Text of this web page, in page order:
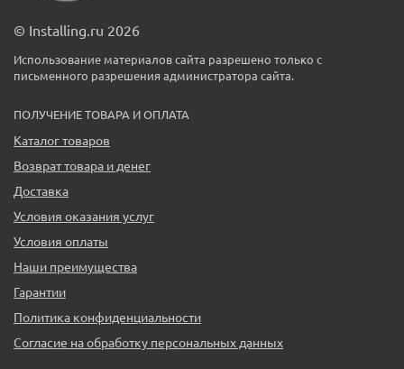
© Installing.ru 2026
Использование материалов сайта разрешено только с
письменного разрешения администратора сайта.
ПОЛУЧЕНИЕ ТОВАРА И ОПЛАТА
Каталог товаров
Возврат товара и денег
Доставка
Условия оказания услуг
Условия оплаты
Наши преимущества
Гарантии
Политика конфиденциальности
Согласие на обработку персональных данных